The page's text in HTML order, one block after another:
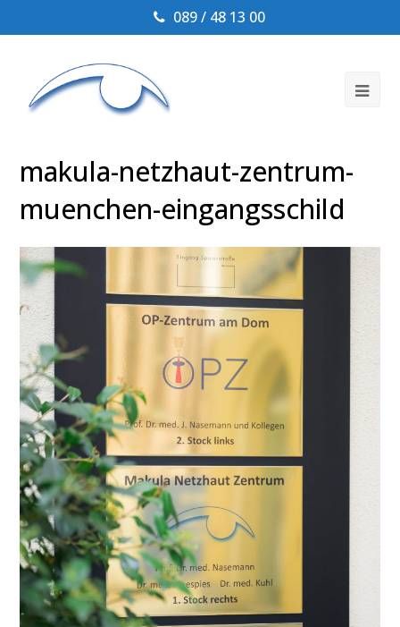
089 / 48 13 00
makula-netzhaut-zentrum-
muenchen-eingangsschild